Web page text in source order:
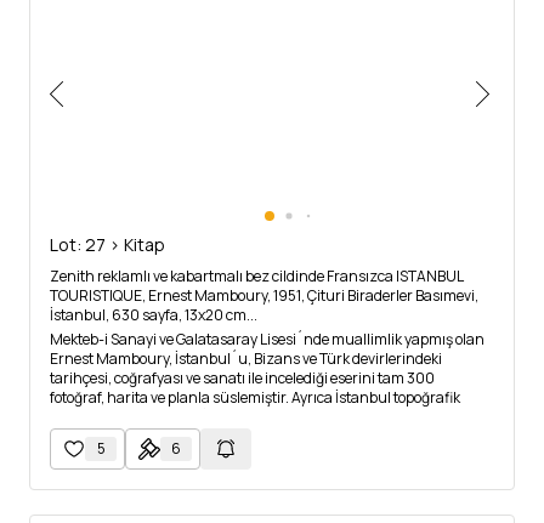
Lot: 27 > Kitap
Zenith reklamlı ve kabartmalı bez cildinde Fransızca ISTANBUL
TOURISTIQUE, Ernest Mamboury, 1951, Çituri Biraderler Basımevi,
İstanbul, 630 sayfa, 13x20 cm...
Mekteb-i Sanayi ve Galatasaray Lisesi´nde muallimlik yapmış olan
Ernest Mamboury, İstanbul´u, Bizans ve Türk devirlerindeki
tarihçesi, coğrafyası ve sanatı ile incelediği eserini tam 300
fotoğraf, harita ve planla süslemiştir. Ayrıca İstanbul topoğrafik
mevcuttur. Turistik haritanın küçük bir yırtığı mevcuttur.
5 6